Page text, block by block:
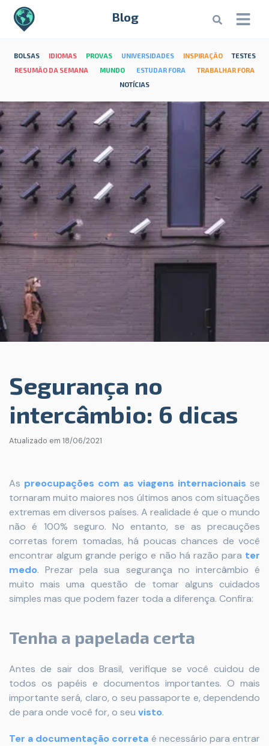
Blog
BOLSAS IDIOMAS PROVAS UNIVERSIDADES INSPIRAÇÃO
TESTES
RESUMÃO DA SEMANA
MUNDO ESTUDAR FORA
TRABALHAR FORA
NOTÍCIAS
Segurança no
intercâmbio: 6 dicas
Atualizado em 18/06/2021
As preocupações com as viagens internacionais se
tornaram muito maiores nos últimos anos com situações
extremas em diversos países. A realidade é que o mundo
não é 100% seguro. No entanto, se as precauções
corretas forem tomadas, há poucas chances de você
encontrar algum grande perigo e não há razão para ter
medo. Prezar pela sua segurança no intercâmbio é
muito mais uma questão de tomar alguns cuidados
simples mas que podem fazer toda a diferença. Confira:
Tenha a papelada certa
Antes de sair dos Brasil, verifique se você cuidou de
todos os papéis e documentos importantes. O mais
importante será, claro, o seu passaporte e, dependendo
de para onde você for, o seu visto.
Ter a documentação correta é necessário para entrar